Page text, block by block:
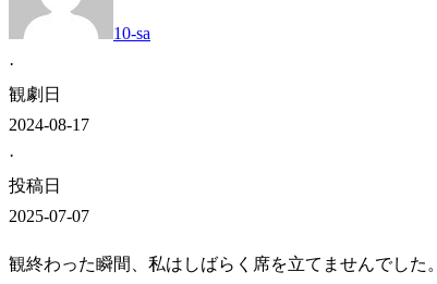
10-sa
·
観劇日
2024-08-17
·
投稿日
2025-07-07
観終わった瞬間、私はしばらく席を立てませんでした